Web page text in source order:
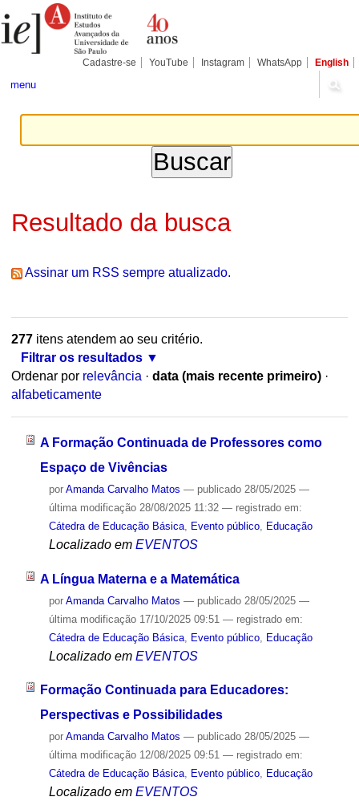
para
conteúdo.
Pessoais
Cadastre-se YouTube Instagram WhatsApp English
menu
Resultado da busca
Assinar um RSS sempre atualizado.
277itens atendem ao seu critério.
Filtrar os resultados
Ordenar por relevância · data (mais recente primeiro) ·
alfabeticamente
A Formação Continuada de Professores como
Espaço de Vivências
por Amanda Carvalho Matos — publicado28/05/2025 —
última modificação28/08/2025 11:32 — registrado em:
Cátedra de Educação Básica, Evento público, Educação
Localizado em EVENTOS
A Língua Materna e a Matemática
por Amanda Carvalho Matos — publicado28/05/2025 —
última modificação17/10/2025 09:51 — registrado em:
Cátedra de Educação Básica, Evento público, Educação
Localizado em EVENTOS
Formação Continuada para Educadores:
Perspectivas e Possibilidades
por Amanda Carvalho Matos — publicado28/05/2025 —
última modificação12/08/2025 09:51 — registrado em:
Cátedra de Educação Básica, Evento público, Educação
Localizado em EVENTOS